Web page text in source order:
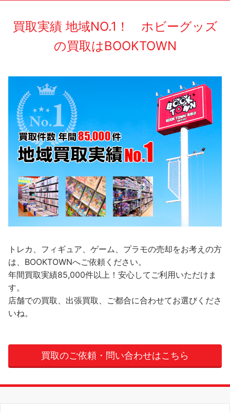
買取実績 地域NO.1！ ホビーグッズ
の買取はBOOKTOWN
トレカ、フィギュア、ゲーム、プラモの売却をお考えの方
は、BOOKTOWNへご依頼ください。
年間買取実績85,000件以上！安心してご利用いただけま
す。
店舗での買取、出張買取、ご都合に合わせてお選びくださ
いね。
買取のご依頼・問い合わせはこちら